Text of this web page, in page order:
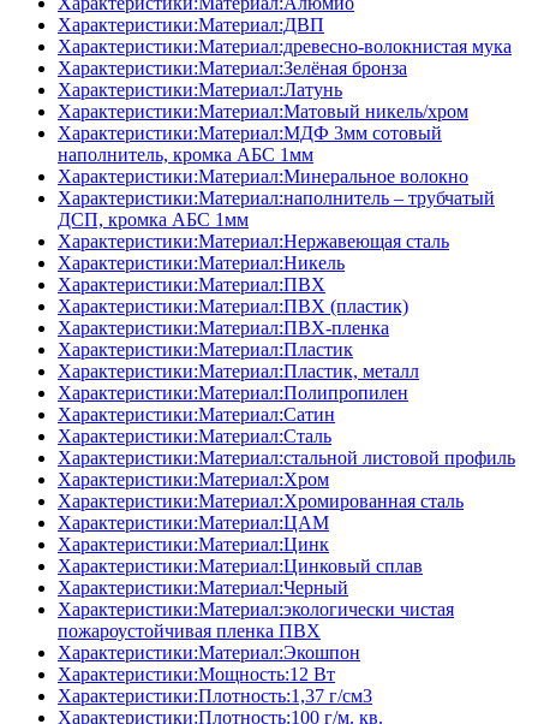
Характеристики:Материал:ДВП
Характеристики:Материал:древесно-волокнистая мука
Характеристики:Материал:Зелёная бронза
Характеристики:Материал:Латунь
Характеристики:Материал:Матовый никель/хром
Характеристики:Материал:МДФ 3мм сотовый
наполнитель, кромка AБC 1мм
Характеристики:Материал:Минеральное волокно
Характеристики:Материал:наполнитель – трубчатый
ДСП, кромка AБC 1мм
Характеристики:Материал:Нержавеющая сталь
Характеристики:Материал:Никель
Характеристики:Материал:ПВХ
Характеристики:Материал:ПВХ (пластик)
Характеристики:Материал:ПВХ-пленка
Характеристики:Материал:Пластик
Характеристики:Материал:Пластик, металл
Характеристики:Материал:Полипропилен
Характеристики:Материал:Сатин
Характеристики:Материал:Сталь
Характеристики:Материал:стальной листовой профиль
Характеристики:Материал:Хром
Характеристики:Материал:Хромированная сталь
Характеристики:Материал:ЦАМ
Характеристики:Материал:Цинк
Характеристики:Материал:Цинковый сплав
Характеристики:Материал:Черный
Характеристики:Материал:экологически чистая
пожароустойчивая пленка ПВХ
Характеристики:Материал:Экошпон
Характеристики:Мощность:12 Вт
Характеристики:Плотность:1,37 г/см3
Характеристики:Плотность:100 г/м. кв.